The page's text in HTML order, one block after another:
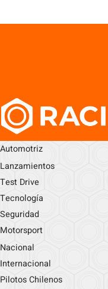
Automotriz
Lanzamientos
Test Drive
Tecnología
Seguridad
Motorsport
Nacional
Internacional
Pilotos Chilenos